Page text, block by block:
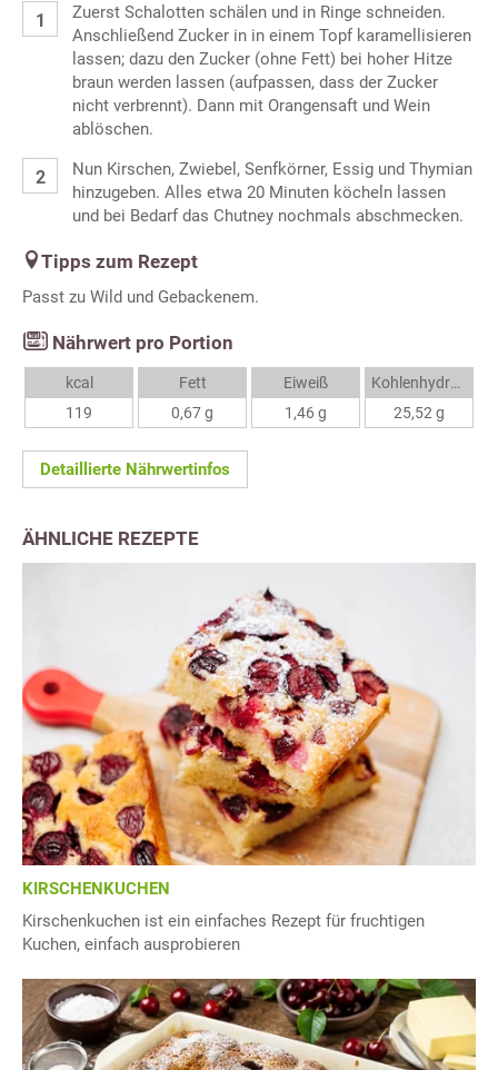
Zuerst Schalotten schälen und in Ringe schneiden.
Anschließend Zucker in in einem Topf karamellisieren
lassen; dazu den Zucker (ohne Fett) bei hoher Hitze
braun werden lassen (aufpassen, dass der Zucker
nicht verbrennt). Dann mit Orangensaft und Wein
ablöschen.
Nun Kirschen, Zwiebel, Senfkörner, Essig und Thymian
hinzugeben. Alles etwa 20 Minuten köcheln lassen
und bei Bedarf das Chutney nochmals abschmecken.
Tipps zum Rezept
Passt zu Wild und Gebackenem.
Nährwert pro Portion
kcal
119
Fett
0,67 g
Eiweiß
1,46 g
Kohlenhydrate
25,52 g
Detaillierte Nährwertinfos
ÄHNLICHE REZEPTE
KIRSCHENKUCHEN
Kirschenkuchen ist ein einfaches Rezept für fruchtigen
Kuchen, einfach ausprobieren